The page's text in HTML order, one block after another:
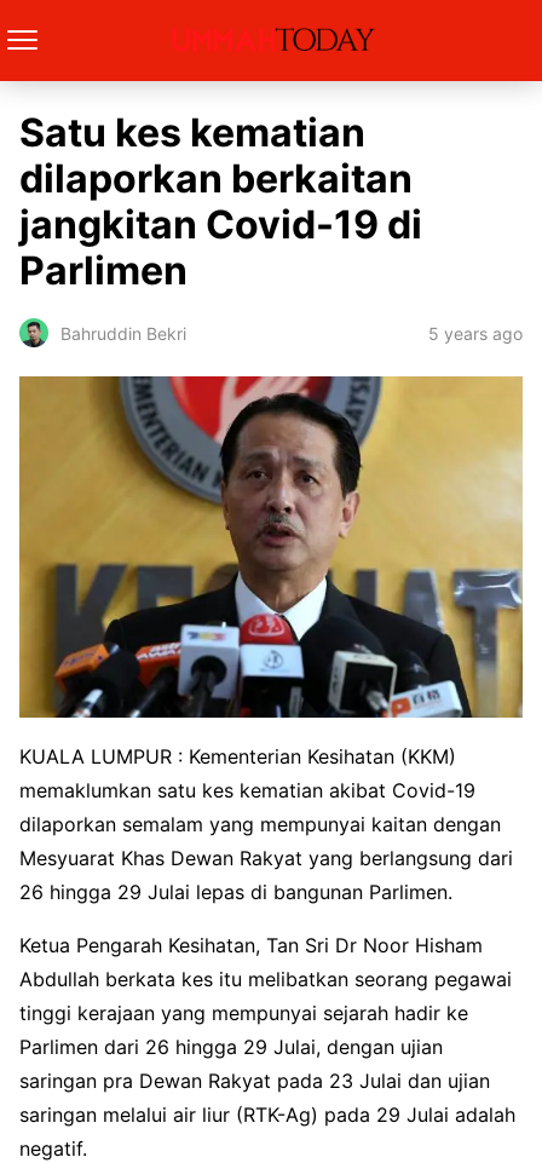
Satu kes kematian
dilaporkan berkaitan
jangkitan Covid-19 di
Parlimen
Bahruddin Bekri 5 years ago
KUALA LUMPUR : Kementerian Kesihatan (KKM)
memaklumkan satu kes kematian akibat Covid-19
dilaporkan semalam yang mempunyai kaitan dengan
Mesyuarat Khas Dewan Rakyat yang berlangsung dari
26 hingga 29 Julai lepas di bangunan Parlimen.
Ketua Pengarah Kesihatan, Tan Sri Dr Noor Hisham
Abdullah berkata kes itu melibatkan seorang pegawai
tinggi kerajaan yang mempunyai sejarah hadir ke
Parlimen dari 26 hingga 29 Julai, dengan ujian
saringan pra Dewan Rakyat pada 23 Julai dan ujian
saringan melalui air liur (RTK-Ag) pada 29 Julai adalah
negatif.